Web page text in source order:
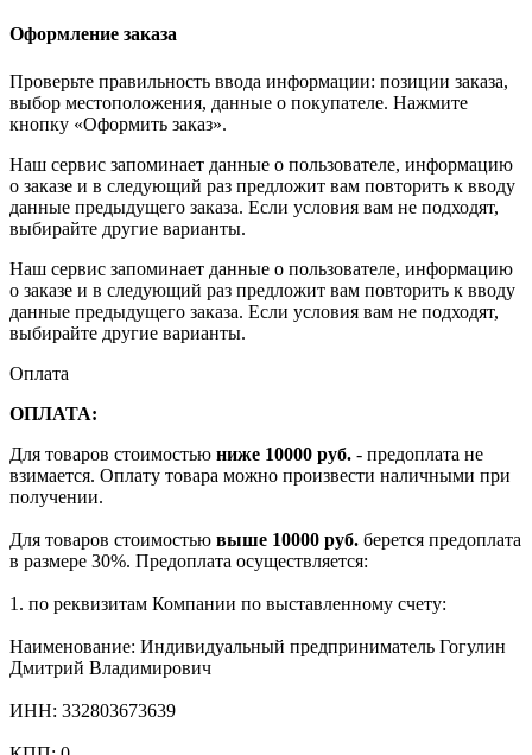
Оформление заказа
Проверьте правильность ввода информации: позиции заказа,
выбор местоположения, данные о покупателе. Нажмите
кнопку «Оформить заказ».
Наш сервис запоминает данные о пользователе, информацию
о заказе и в следующий раз предложит вам повторить к вводу
данные предыдущего заказа. Если условия вам не подходят,
выбирайте другие варианты.
Наш сервис запоминает данные о пользователе, информацию
о заказе и в следующий раз предложит вам повторить к вводу
данные предыдущего заказа. Если условия вам не подходят,
выбирайте другие варианты.
Оплата
ОПЛАТА:
Для товаров стоимостью ниже 10000 руб. - предоплата не
взимается. Оплату товара можно произвести наличными при
получении.
Для товаров стоимостью выше 10000 руб. берется предоплата
в размере 30%. Предоплата осуществляется:
1. по реквизитам Компании по выставленному счету:
Наименование: Индивидуальный предприниматель Гогулин
Дмитрий Владимирович
ИНН: 332803673639